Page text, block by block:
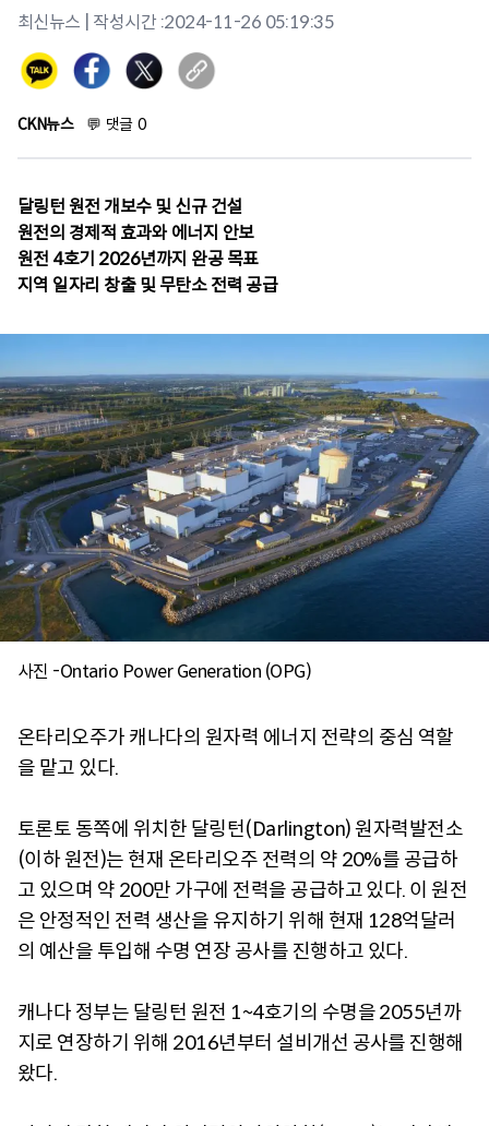
최신뉴스 | 작성시간 :2024-11-26 05:19:35
CKN뉴스 💬 댓글 0
달링턴 원전 개보수 및 신규 건설
원전의 경제적 효과와 에너지 안보
원전 4호기 2026년까지 완공 목표
지역 일자리 창출 및 무탄소 전력 공급
사진 -Ontario Power Generation (OPG)
온타리오주가 캐나다의 원자력 에너지 전략의 중심 역할
을 맡고 있다.
토론토 동쪽에 위치한 달링턴(Darlington) 원자력발전소
(이하 원전)는 현재 온타리오주 전력의 약 20%를 공급하
고 있으며 약 200만 가구에 전력을 공급하고 있다. 이 원전
은 안정적인 전력 생산을 유지하기 위해 현재 128억달러
의 예산을 투입해 수명 연장 공사를 진행하고 있다.
캐나다 정부는 달링턴 원전 1~4호기의 수명을 2055년까
지로 연장하기 위해 2016년부터 설비개선 공사를 진행해
왔다.